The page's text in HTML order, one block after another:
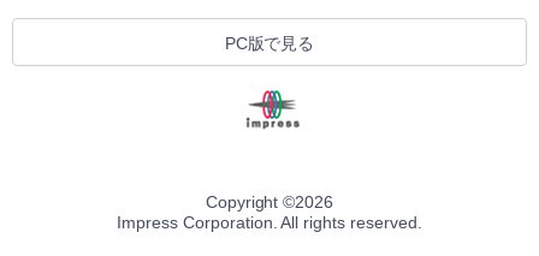
PC版で見る
Copyright ©2026
Impress Corporation. All rights reserved.